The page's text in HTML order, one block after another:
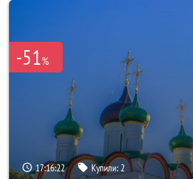
-51%
17:16:20 Купили: 2